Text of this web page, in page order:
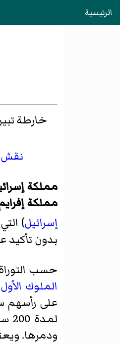
الرئيسية
خارطة
مملكة
مملكة
إسرائيل)
بدون تأكيد
حسب
الملوك الأول
على رأسهم
لمدة 200 سنة تقريبا، منذ 928 ق.م. وحتى 722 ق.م. (حسب التقدير الشائع) حتى احتلها
ودمرها.